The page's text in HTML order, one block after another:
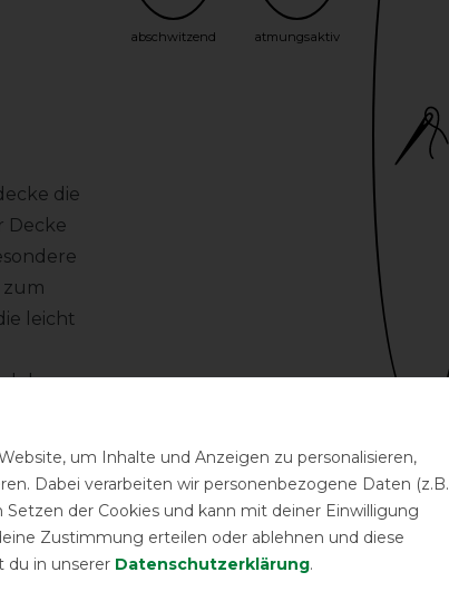
die
Decke
zum
leicht
der
abschwitzend atmungsaktiv
möglich
Produktvideo:
um Inhalte und Anzeigen zu personalisieren,
Dabei verarbeiten wir personenbezogene Daten (z.B.
der Cookies und kann mit deiner Einwilligung
Zustimmung erteilen oder ablehnen und diese
du in unserer Daten­schutz­erklärung.